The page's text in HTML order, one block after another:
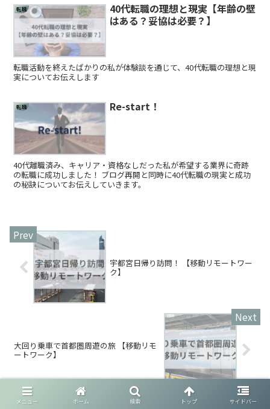
転職
40代転職の理想と現実【年齢の壁
はある？妥協は必要？】
転職活動を終えたばかりの私が体験談を通じて、40代転職の理想と現
実についてお伝えします
転職 Re-start！
40代離職済み、キャリア・資格なしだった私が希望する業界に奇跡
の転職に成功しました！ ブログ再開と同時に40代転職の現実と成功
の秘訣についてお伝えしていきます。
宇都宮日帰り訪問！ 【移動リモートワー
ク】
大回り乗車で首都圏周遊の旅 【移動リモ
ートワーク】
メニュー ホーム 検索 トップ サイドバー